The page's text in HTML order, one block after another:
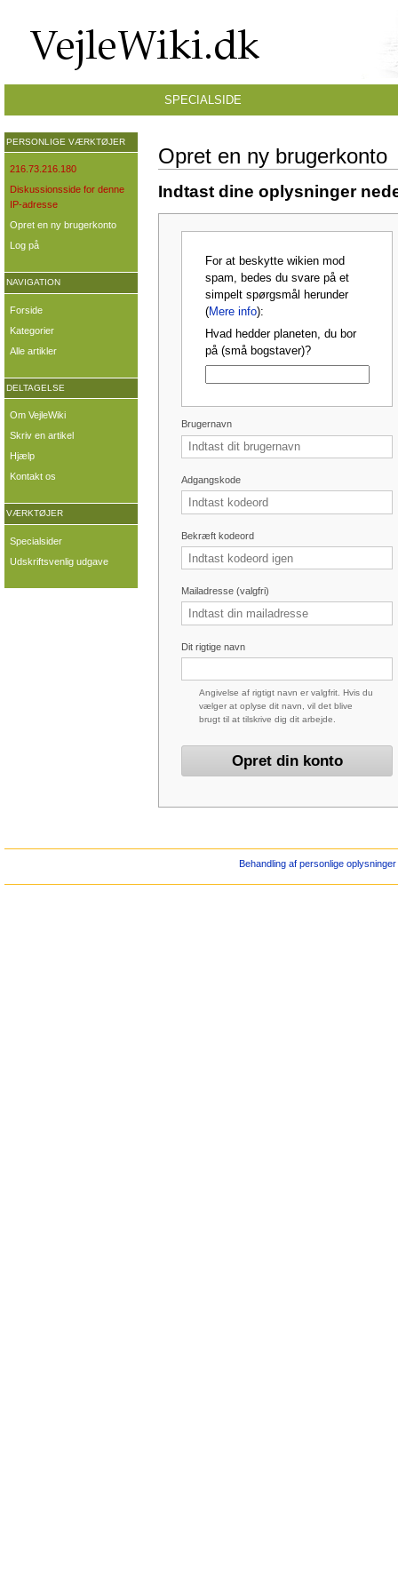
Opret en ny brugerkonto
Indtast dine oplysninger
For at beskytte wikien mod
spam, bedes du svare på et
simpelt spørgsmål herunder
(Mere info):
Hvad hedder planeten, du bor
på (små bogstaver)?
Brugernavn
Adgangskode
Bekræft kodeord
Mailadresse (valgfri)
Dit rigtige navn
Angivelse af rigtigt navn er valgfrit. Hvis du
vælger at oplyse dit navn, vil det blive
brugt til at tilskrive dig dit arbejde.
SPECIALSIDE
PERSONLIGE VÆRKTØJER
216.73.216.180
Diskussionsside for denne
IP-adresse
Opret en ny brugerkonto
Log på
NAVIGATION
Forside
Kategorier
Alle artikler
DELTAGELSE
Om VejleWiki
Skriv en artikel
Hjælp
Kontakt os
VÆRKTØJER
Specialsider
Udskriftsvenlig udgave
Behandling af personlige oplysninger